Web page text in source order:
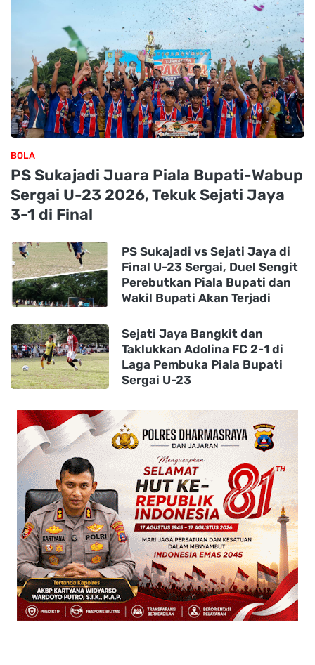
BOLA
PS Sukajadi Juara Piala Bupati-Wabup
Sergai U-23 2026, Tekuk Sejati Jaya
3-1 di Final
PS Sukajadi vs Sejati Jaya di
Final U-23 Sergai, Duel Sengit
Perebutkan Piala Bupati dan
Wakil Bupati Akan Terjadi
Sejati Jaya Bangkit dan
Taklukkan Adolina FC 2-1 di
Laga Pembuka Piala Bupati
Sergai U-23